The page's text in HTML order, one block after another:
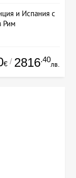
и Испания с
Рим
€ / 2816.40
лв.